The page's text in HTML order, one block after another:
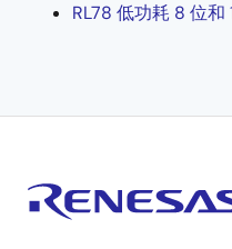
RL78 低功耗 8 位和